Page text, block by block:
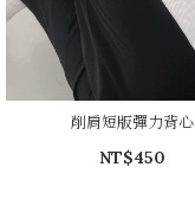
削肩短版彈力背心
NT$450